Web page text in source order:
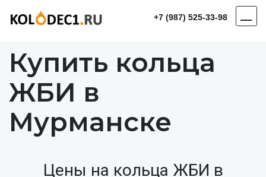
+7 (987) 525-33-98
Купить кольца
ЖБИ в
Мурманске
Цены на кольца ЖБИ в